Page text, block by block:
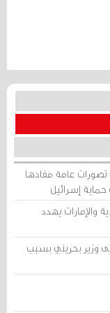
تصورات عامة مفادها
حماية إسرائيل
والإمارات يهدد
وزير بحريني بسبب